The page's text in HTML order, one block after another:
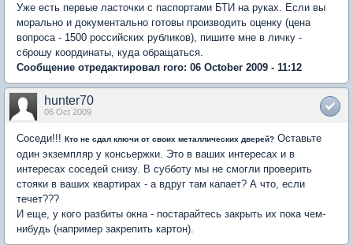
Уже есть первые ласточки с паспортами БТИ на руках. Если вы
морально и документально готовы производить оценку (цена
вопроса - 1500 российских рубликов), пишите мне в личку -
сброшу координаты, куда обращаться.
Сообщение отредактировал roro: 06 October 2009 - 11:12
hunter70
06 Oct 2009
Соседи!!! Кто не сдал ключи от своих металлических дверей? Оставьте
один экземпляр у консьержки. Это в ваших интересах и в
интересах соседей снизу. В субботу мы не смогли проверить
стояки в ваших квартирах - а вдруг там капает? А что, если
течет???
И еще, у кого разбиты окна - постарайтесь закрыть их пока чем-
нибудь (например закрепить картон).